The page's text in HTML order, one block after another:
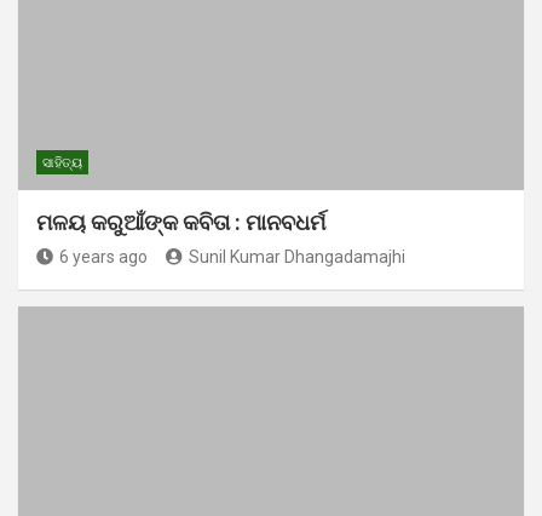
ସାହିତ୍ୟ
ମଳୟ କରୁଆଁଙ୍କ କବିତା : ମାନବଧର୍ମ
6 years ago Sunil Kumar Dhangadamajhi